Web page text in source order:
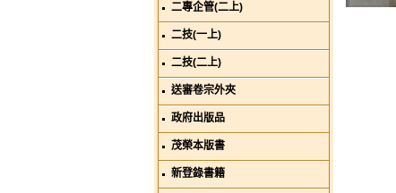
二專企管(二上)
二技(一上)
二技(二上)
送審卷宗外夾
政府出版品
茂榮本版書
新登錄書籍